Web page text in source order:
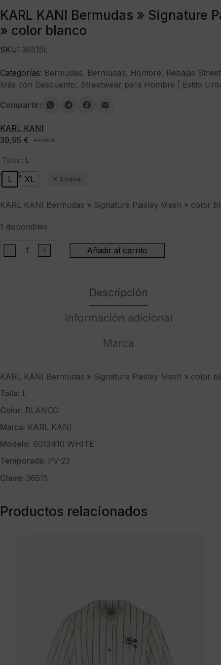
KARL KANI Bermudas » Signature
» color blanco
49,95€
El
precio
original
era:
39,95 €
El
precio
actual
es:
-20%
Talla : L
L
XL Limpiar
KARL KANI Bermudas » Signature Paisley Mesh » color
1 disponibles
KARL
cantidad
- + Añadir al carrito
SKU: 36515L
Categorías: Bermudas, Bermudas, Hombre, Rebajas
Más con Descuento, Streetwear para Hombre | Estilo
Compartir:
KARL KANI
Descripción
Información adicional
Marca
KARL KANI Bermudas » Signature Paisley Mesh » color
Talla: L
Color: BLANCO
Marca: KARL KANI
Modelo: 6013410 WHITE
Temporada: PV-23
Clave: 36515
Productos relacionados